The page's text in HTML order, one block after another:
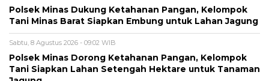
Polsek Minas Dukung Ketahanan Pangan, Kelompok
Tani Minas Barat Siapkan Embung untuk Lahan Jagung
Sabtu, 8 Agustus 2026 - 09:02 WIB
Polsek Minas Dorong Ketahanan Pangan, Kelompok
Tani Siapkan Lahan Setengah Hektare untuk Tanaman